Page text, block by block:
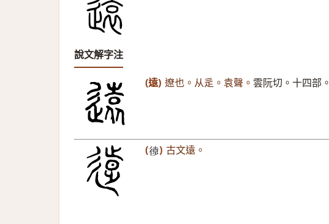
說文解字注
(遠) 遼也。从辵。袁聲。 雲阮切。十四部。
(𢕱 ) 古文遠。